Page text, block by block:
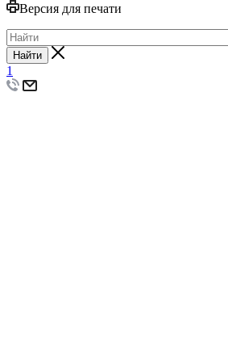
Версия для печати
Найти
1